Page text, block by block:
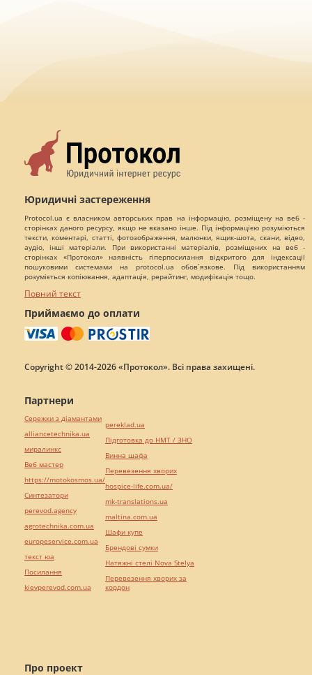
Юридичні застереження
Protocol.ua є власником авторських прав на інформацію, розміщену на веб -
сторінках даного ресурсу, якщо не вказано інше. Під інформацією розуміються
тексти, коментарі, статті, фотозображення, малюнки, ящик-шота, скани, відео,
аудіо, інші матеріали. При використанні матеріалів, розміщених на веб -
сторінках «Протокол» наявність гіперпосилання відкритого для індексації
пошуковими системами на protocol.ua обов`язкове. Під використанням
розуміється копіювання, адаптація, рерайтинг, модифікація тощо.
Повний текст
Приймаємо до оплати
Copyright © 2014-2026 «Протокол». Всі права захищені.
Про проект
Партнери
Сережки з діамантами
alliancetechnika.ua
миралинкс
Веб мастер
https://motokosmos.ua/
Синтезатори
perevod.agency
agrotechnika.com.ua
europeservice.com.ua
текст юа
Посилання
kievperevod.com.ua
pereklad.ua
Підготовка до НМТ / ЗНО
Винна шафа
Перевезення хворих
hospice-life.com.ua/
mk-translations.ua
maltina.com.ua
Шафи купе
Брендові сумки
Натяжні стелі Nova Stelya
Перевезення хворих за
кордон